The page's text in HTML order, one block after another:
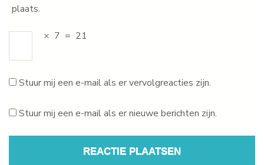
plaats.
× 7 = 21
Stuur mij een e-mail als er vervolgreacties zijn.
Stuur mij een e-mail als er nieuwe berichten zijn.